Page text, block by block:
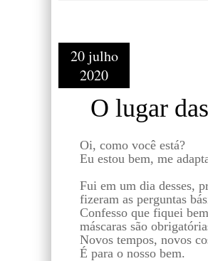
20 julho
2020
O lugar
Oi, como você está?
Eu estou bem, me
Fui em um dia desses,
fizeram as perguntas
Confesso que fiquei
máscaras são
Novos tempos, novos
É para o nosso bem.